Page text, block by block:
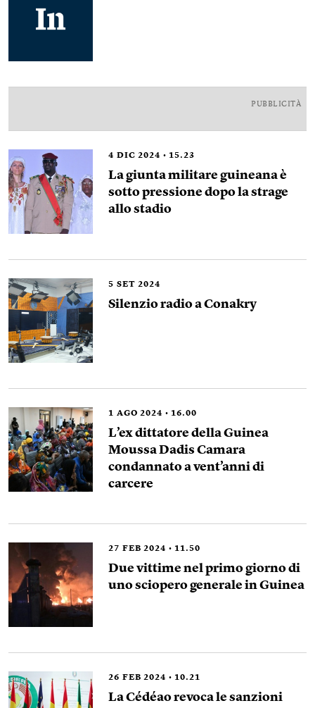
PUBBLICITÀ
4 DIC 2024 15.23
La giunta militare guineana è
sotto pressione dopo la strage
allo stadio
5 SET 2024
Silenzio radio a Conakry
1 AGO 2024 16.00
L’ex dittatore della Guinea
Moussa Dadis Camara
condannato a vent’anni di
carcere
27 FEB 2024 11.50
Due vittime nel primo giorno di
uno sciopero generale in Guinea
26 FEB 2024 10.21
La Cédéao revoca le sanzioni